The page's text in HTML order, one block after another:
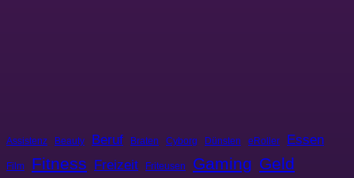
Assistenz Beauty Beruf Braten Cyborg Dünsten eRoller Essen
Film Fitness Freizeit Friteusen Gaming Geld